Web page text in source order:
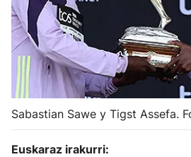
Kirolak 360
Atletismo
Carreras de montaña
Más deportes
Sabastian Sawe y Tigst Assefa.
Euskaraz irakurri: